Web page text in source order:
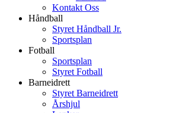
Kontakt Oss
Håndball
Styret Håndball Jr.
Sportsplan
Fotball
Sportsplan
Styret Fotball
Barneidrett
Styret Barneidrett
Årshjul